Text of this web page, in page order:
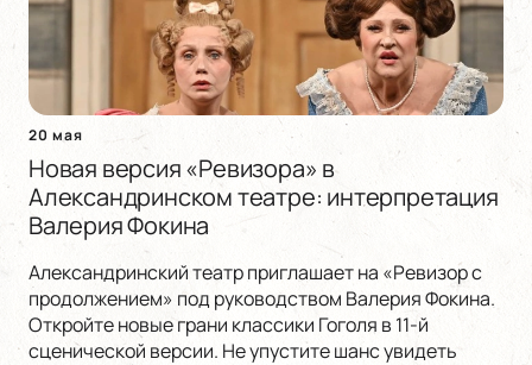
20 мая
Новая версия «Ревизора» в
Александринском театре: интерпретация
Валерия Фокина
Александринский театр приглашает на «Ревизор с
продолжением» под руководством Валерия Фокина.
Откройте новые грани классики Гоголя в 11-й
сценической версии. Не упустите шанс увидеть